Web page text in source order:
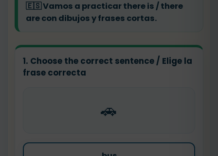
🇪🇸Vamos a practicar there is / there
are con dibujos y frases cortas.
1. Choose the correct sentence / Elige la
frase correcta
🚗